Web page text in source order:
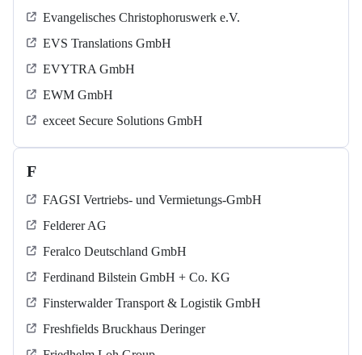
Evangelisches Christophoruswerk e.V.
EVS Translations GmbH
EVYTRA GmbH
EWM GmbH
exceet Secure Solutions GmbH
F
FAGSI Vertriebs- und Vermietungs-GmbH
Felderer AG
Feralco Deutschland GmbH
Ferdinand Bilstein GmbH + Co. KG
Finsterwalder Transport & Logistik GmbH
Freshfields Bruckhaus Deringer